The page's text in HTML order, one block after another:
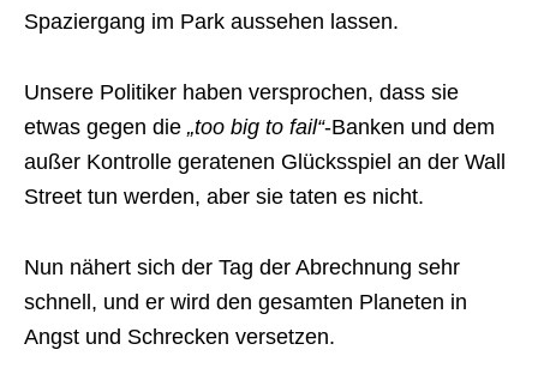
Spaziergang im Park aussehen lassen.
Unsere Politiker haben versprochen, dass sie
etwas gegen die „too big to fail“-Banken und dem
außer Kontrolle geratenen Glücksspiel an der Wall
Street tun werden, aber sie taten es nicht.
Nun nähert sich der Tag der Abrechnung sehr
schnell, und er wird den gesamten Planeten in
Angst und Schrecken versetzen.